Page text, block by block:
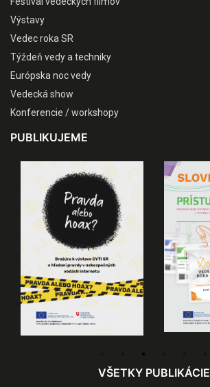
Výstavy
Vedec roka SR
Týždeň vedy a techniky
Európska noc vedy
Vedecká show
Konferencie / workshopy
PUBLIKUJEME
VŠETKY PUBLIKÁCIE